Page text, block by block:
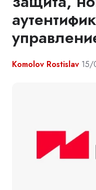
Komolov Rostislav